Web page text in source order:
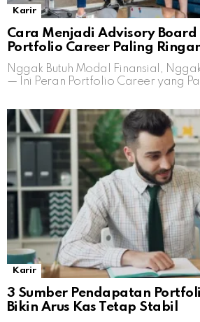
Karir
Cara Menjadi Advisory Board
Portfolio Career Paling
Nggak Butuh Modal Finansial, Nggak
— Ini Peran Portfolio Career yang
Karir
3 Sumber Pendapatan
Bikin Arus Kas Tetap Stabil